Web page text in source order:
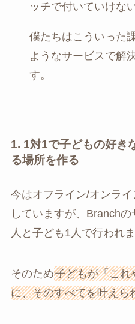
ッチで付いていけな
僕たちはこういった
ようなサービスで解
す。
1. 1対1で子どもの好き
る場所を作る
今はオフライン/オンラ
していますが、Branch
人と子ども1人で行われま
そのため子どもが「これ
に、そのすべてを叶えら